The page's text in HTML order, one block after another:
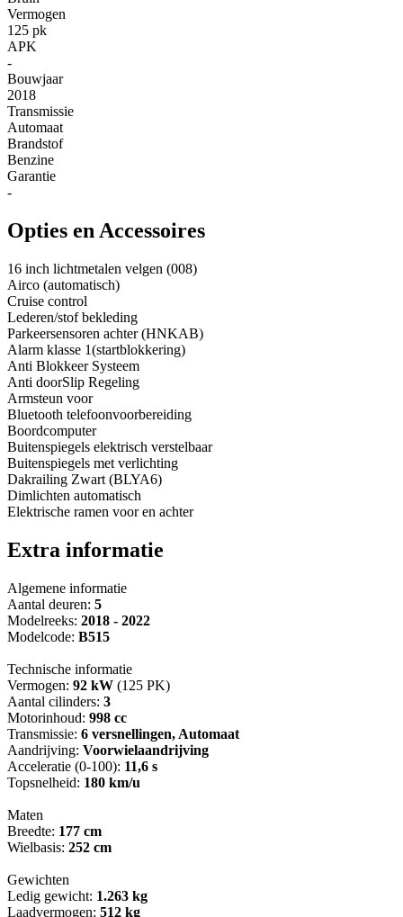
Vermogen
125 pk
APK
-
Bouwjaar
2018
Transmissie
Automaat
Brandstof
Benzine
Garantie
-
Opties en Accessoires
16 inch lichtmetalen velgen (008)
Airco (automatisch)
Cruise control
Lederen/stof bekleding
Parkeersensoren achter (HNKAB)
Alarm klasse 1(startblokkering)
Anti Blokkeer Systeem
Anti doorSlip Regeling
Armsteun voor
Bluetooth telefoonvoorbereiding
Boordcomputer
Buitenspiegels elektrisch verstelbaar
Buitenspiegels met verlichting
Dakrailing Zwart (BLYA6)
Dimlichten automatisch
Elektrische ramen voor en achter
Extra informatie
Algemene informatie
Aantal deuren: 5
Modelreeks: 2018 - 2022
Modelcode: B515
Technische informatie
Vermogen: 92 kW (125 PK)
Aantal cilinders: 3
Motorinhoud: 998 cc
Transmissie: 6 versnellingen, Automaat
Aandrijving: Voorwielaandrijving
Acceleratie (0-100): 11,6 s
Topsnelheid: 180 km/u
Maten
Breedte: 177 cm
Wielbasis: 252 cm
Gewichten
Ledig gewicht: 1.263 kg
Laadvermogen: 512 kg